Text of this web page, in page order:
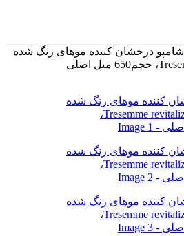
شامپو درخشان کننده موهای رنگ شده